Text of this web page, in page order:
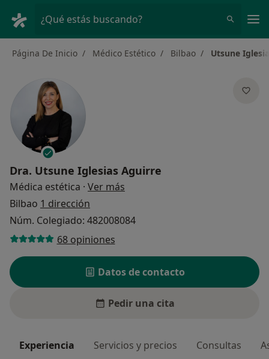
¿Qué estás buscando?
Página De Inicio Médico Estético Bilbao Utsune
Dra. Utsune Iglesias Aguirre
Médica estética · Ver más
Bilbao 1 dirección
Núm. Colegiado: 482008084
68 opiniones
Datos de contacto
Pedir una cita
Experiencia Servicios y precios Consultas